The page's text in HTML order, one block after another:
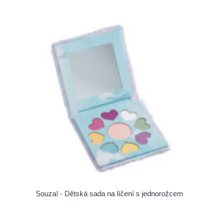
Souza! - Dětská sada na líčení s jednorožcem